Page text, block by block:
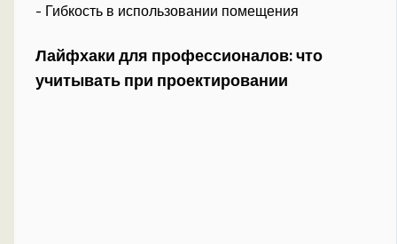
- Гибкость в использовании помещения
Лайфхаки для профессионалов: что
учитывать при проектировании